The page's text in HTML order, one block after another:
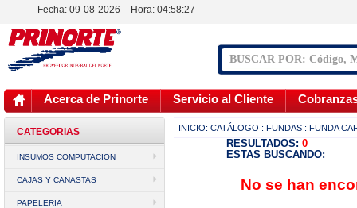
Fecha: 09-08-2026 Hora: 04:58:27
Acerca de Prinorte Servicio al Cliente
CATEGORIAS
INSUMOS COMPUTACION
CAJAS Y CANASTAS
PAPELERIA
INICIO: CATÁLOGO : FUNDAS : FUNDA
RESULTADOS: 0
ESTAS BUSCANDO:
No se han